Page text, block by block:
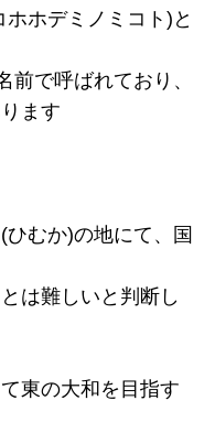
ホデミノミコト)と
前で呼ばれており、
ます
むか)の地にて、国
は難しいと判断し
東の大和を目指す